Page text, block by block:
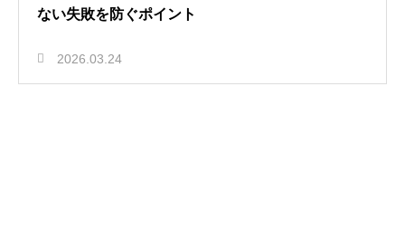
ない失敗を防ぐポイント
2026.03.24